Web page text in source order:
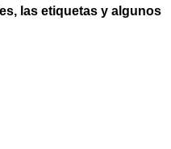
las etiquetas y algunos